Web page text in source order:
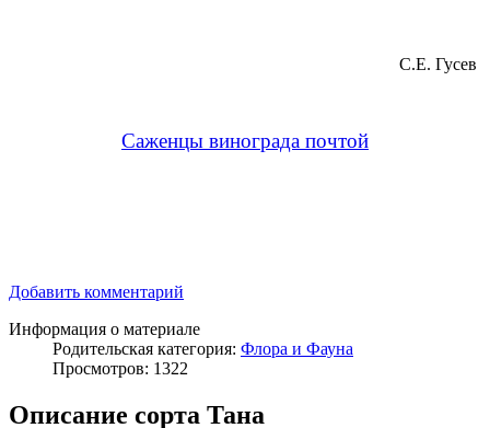
С.Е. Гусев
Саженцы винограда почтой
Добавить комментарий
Информация о материале
Родительская категория: Флора и Фауна
Просмотров: 1322
Описание сорта Тана